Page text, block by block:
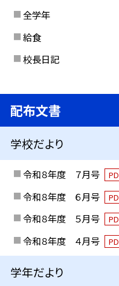
全学年
給食
校長日記
配布文書
学校だより
令和８年度 ７月号
令和８年度 ６月号
令和８年度 ５月号
令和８年度 ４月号
学年だより